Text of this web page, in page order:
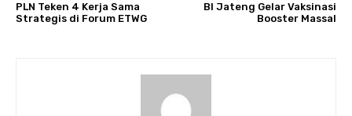
PLN Teken 4 Kerja Sama
Strategis di Forum ETWG
BI Jateng Gelar Vaksinasi
Booster Massal